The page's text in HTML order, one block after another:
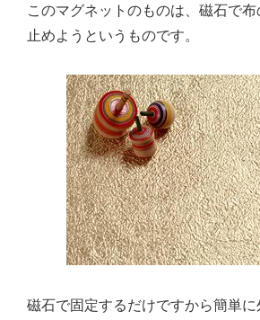
このマグネットのものは、磁石で
止めようというものです。
磁石で固定するだけですから簡単に